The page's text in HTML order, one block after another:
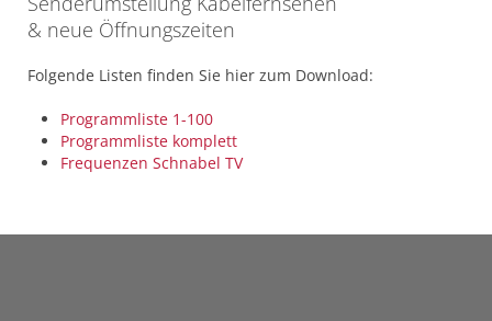
& neue Öffnungszeiten
Folgende Listen finden Sie hier zum Download:
Programmliste 1-100
Programmliste komplett
Frequenzen Schnabel TV